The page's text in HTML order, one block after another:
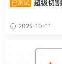
已测试 超级切割
2025-10-11